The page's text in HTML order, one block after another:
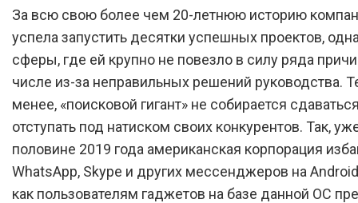
Google запустила
«убийцу» WhatsApp для
За всю свою более чем 20-летнюю историю
успела запустить десятки успешных проектов,
сферы, где ей крупно не повезло в силу ряда
числе из-за неправильных решений руководства.
менее, «поисковой гигант» не собирается
отступать под натиском своих конкурентов. Так,
половине 2019 года американская корпорация
WhatsApp, Skype и других мессенджеров на
как пользователям гаджетов на базе данной ОС